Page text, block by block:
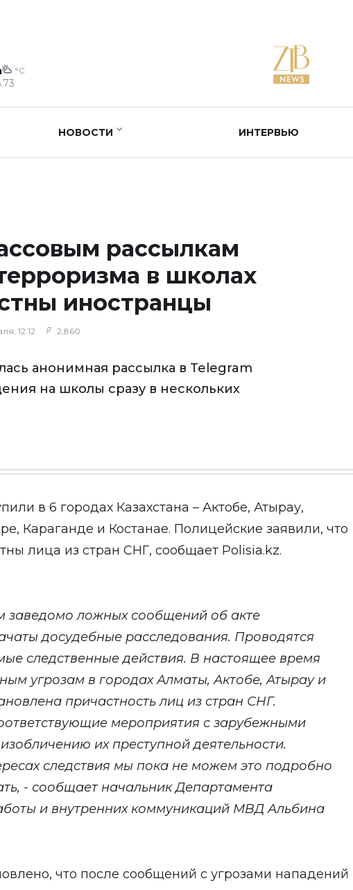
°C
НОВОСТИ ИНТЕРВЬЮ
рассылкам
в школах
иностранцы
12:12 2,860
анонимная рассылка в Telegram
на школы сразу в нескольких
в 6 городах Казахстана – Актобе, Атырау,
Караганде и Костанае. Полицейские заявили, что
лица из стран СНГ, сообщает Рolisia.kz.
заведомо ложных сообщений об акте
досудебные расследования. Проводятся
следственные действия. В настоящее время
угрозам в городах Алматы, Актобе, Атырау и
причастность лиц из стран СНГ.
мероприятия с зарубежными
их преступной деятельности.
следствия мы пока не можем это подробно
- сообщает начальник Департамента
и внутренних коммуникаций МВД Альбина
что после сообщений с угрозами нападений